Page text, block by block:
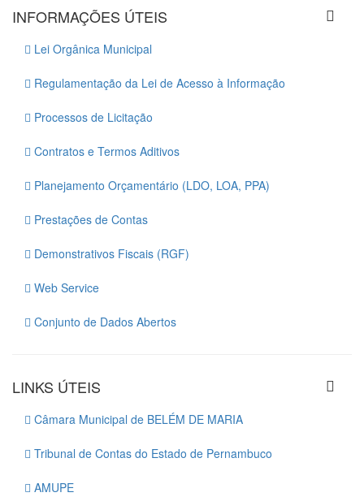
INFORMAÇÕES ÚTEIS
Lei Orgânica Municipal
Regulamentação da Lei de Acesso à Informação
Processos de Licitação
Contratos e Termos Aditivos
Planejamento Orçamentário (LDO, LOA, PPA)
Prestações de Contas
Demonstrativos Fiscais (RGF)
Web Service
Conjunto de Dados Abertos
LINKS ÚTEIS
Câmara Municipal de BELÉM DE MARIA
Tribunal de Contas do Estado de Pernambuco
AMUPE